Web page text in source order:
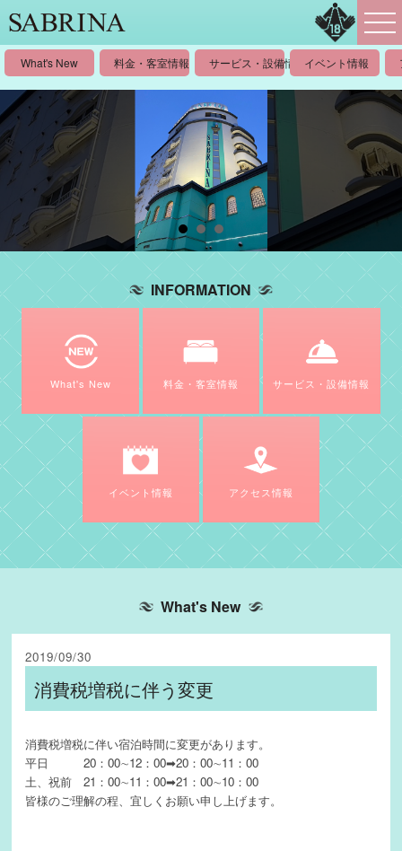
What's New 料金・客室情報 サービス・設備情報イベント情報
INFORMATION
What's New 料金・客室情報 サービス・設備情報
イベント情報 アクセス情報
What's New
2019/09/30
消費税増税に伴う変更
消費税増税に伴い宿泊時間に変更があります。
平日 20：00∼12：00➡20：00∼11：00
土、祝前 21：00∼11：00➡21：00∼10：00
皆様のご理解の程、宜しくお願い申し上げます。